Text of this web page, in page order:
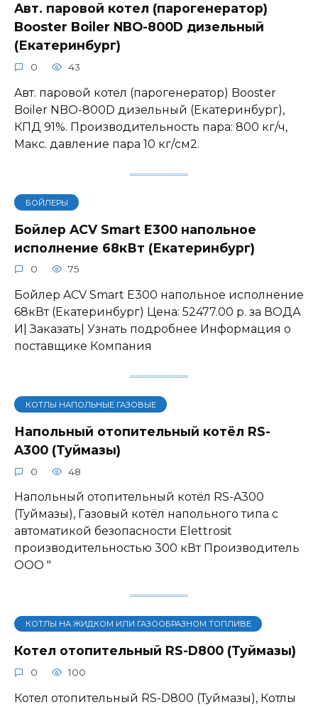
Aвт. паровой котел (парогенератор)
Booster Boiler NBO-800D дизельный
(Екатеринбург)
0 43
Aвт. паровой котел (парогенератор) Booster
Boiler NBO-800D дизельный (Екатеринбург),
КПД 91%. Производительность пара: 800 кг/ч,
Макс. давление пара 10 кг/см2.
БОЙЛЕРЫ
Бойлер ACV Smart E300 напольное
исполнение 68кВт (Екатеринбург)
0 75
Бойлер ACV Smart E300 напольное исполнение
68кВт (Екатеринбург) Цена: 52477.00 р. за ВОДА
И| Заказать| Узнать подробнее Информация о
поставщике Компания
КОТЛЫ НАПОЛЬНЫЕ ГАЗОВЫЕ
Напольный отопительный котёл RS-
A300 (Туймазы)
0 48
Напольный отопительный котёл RS-A300
(Туймазы), Газовый котёл напольного типа с
автоматикой безопасности Elettrosit
производительностью 300 кВт Производитель
ООО "
КОТЛЫ НА ЖИДКОМ ИЛИ ГАЗООБРАЗНОМ ТОПЛИВЕ
Котел отопительный RS-D800 (Туймазы)
0 100
Котел отопительный RS-D800 (Туймазы), Котлы